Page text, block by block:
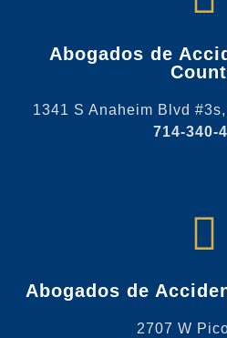
Abogados de
1341 S Anaheim Blvd
714-340-
Abogados de
2707 W